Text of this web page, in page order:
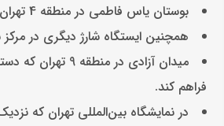
بوستان یاس فاطمی در منطقه 4 تهران ایستگاه شارژ ایجاد کرده‌ است.
همچنین ایستگاه شارژ دیگری در مرکز شهر یعنی
میدان آزادی
فراهم کند.
در نمایشگاه بین‌المللی تهران که